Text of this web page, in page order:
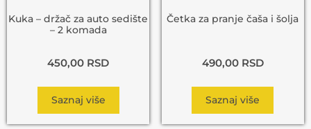
Kuka – držač za auto sedište
– 2 komada
450,00 RSD
Saznaj više
Četka za pranje čaša i šolja
490,00 RSD
Saznaj više